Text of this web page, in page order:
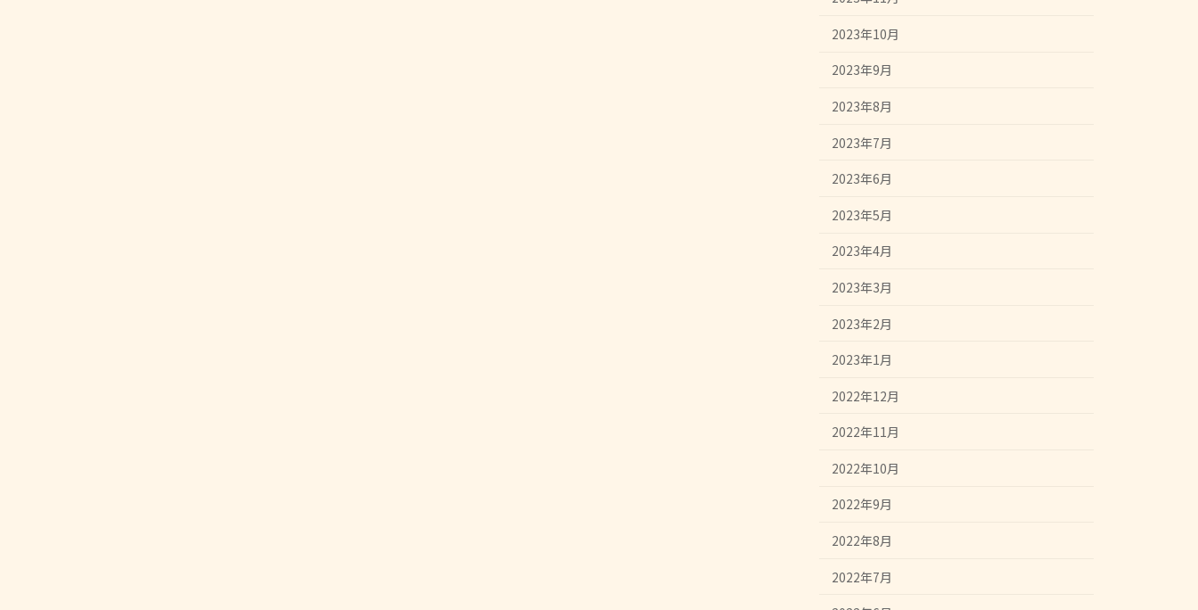
2023年10月
2023年9月
2023年8月
2023年7月
2023年6月
2023年5月
2023年4月
2023年3月
2023年2月
2023年1月
2022年12月
2022年11月
2022年10月
2022年9月
2022年8月
2022年7月